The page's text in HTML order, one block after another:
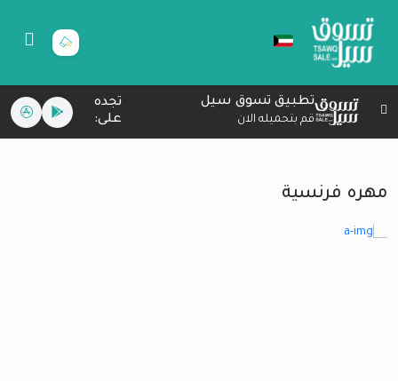
تطبيق تسوق سيل
قم بتحميله الان
تجده
على:
مهره فرنسية